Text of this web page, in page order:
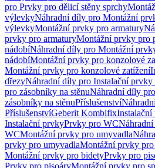
pro Prvky pro dělicí stěny sprchy
výlevkyNáhradní díly pro Montážní
výlevkyMontážní prvky pro armatury
prvky pro armaturyMontážní prvky pro
nádobíNáhradní díly pro Montážní
nádobíMontážní prvky pro konzolové
Montážní prvky pro konzolové zatížení
dřezyNáhradní díly pro Instalační prvky
pro zásobníky na stěnuNáhradní díly
zásobníky na stěnuPříslušenství
PříslušenstvíGeberit Kombifix
Instalační prvkyPrvky pro WC
WCMontážní prvky pro umyvadla
prvky pro umyvadlaMontážní prvky
Montážní prvky pro bidetyPrvky pro
Prvky pro pisoáryMontážní prvky pro